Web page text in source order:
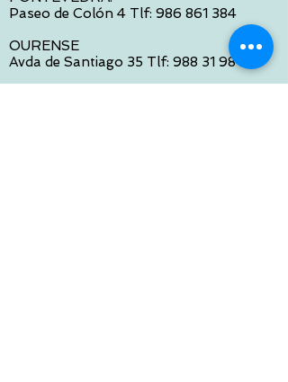
Paseo de Colón 4 Tlf: 986 861 384
OURENSE
Avda de Santiago 35 Tlf: 988 31 98 26